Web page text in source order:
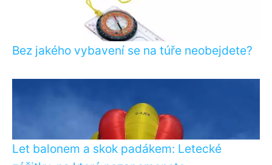
Bez jakého vybavení se na túře neobejdete?
Let balonem a skok padákem: Letecké